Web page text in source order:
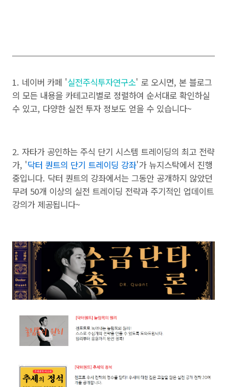
1. 네이버 카페 '실전주식투자연구소' 로 오시면, 본 블로그
의 모든 내용을 카테고리별로 정렬하여 순서대로 확인하실
수 있고, 다양한 실전 투자 정보도 얻을 수 있습니다~
2. 자타가 공인하는 주식 단기 시스템 트레이딩의 최고 전략
가, '닥터 퀀트의 단기 트레이딩 강좌'가 뉴지스탁에서 진행
중입니다. 닥터 퀀트의 강좌에서는 그동안 공개하지 않았던
무려 50개 이상의 실전 트레이딩 전략과 주기적인 업데이트
강의가 제공됩니다~